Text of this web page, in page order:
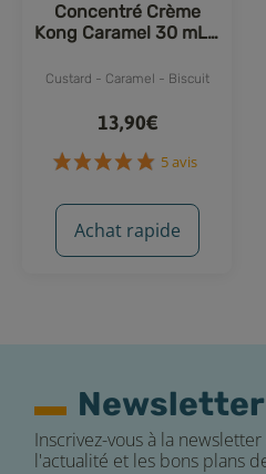
Concentré Crème
Kong Caramel 30 mL -
Custard - Caramel - Biscuit
13,90€
Achat rapide
Newsletter
Inscrivez-vous à la
l'actualité et les bons plans